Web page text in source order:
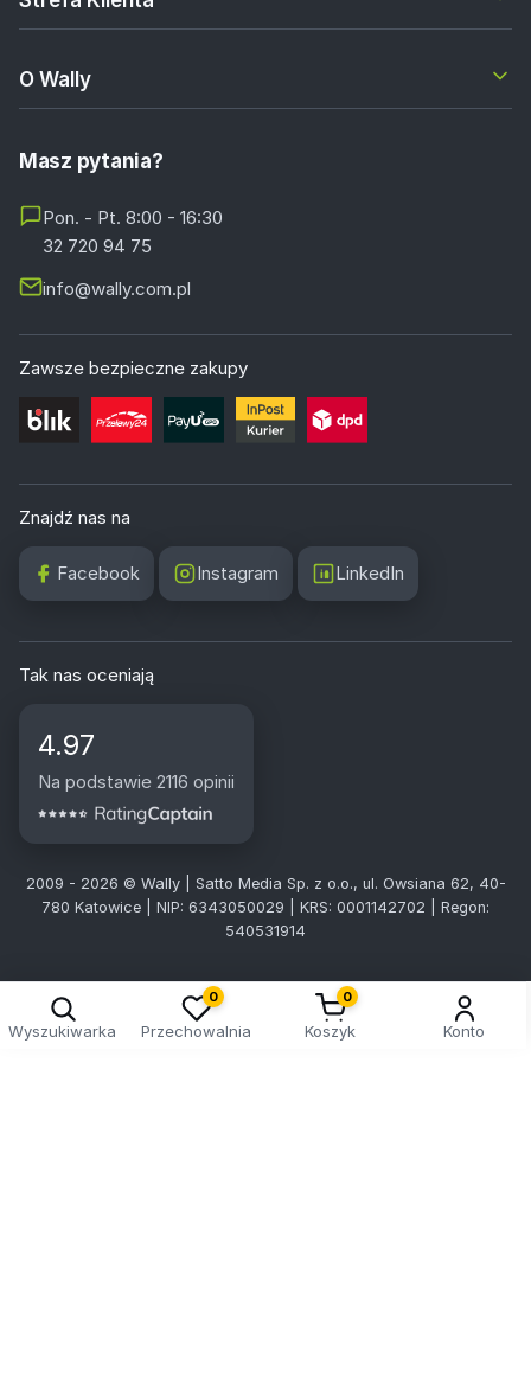
O Wally
Masz pytania?
Pon. - Pt. 8:00 - 16:30
32 720 94 75
info@wally.com.pl
Zawsze bezpieczne zakupy
Znajdź nas na
Facebook Instagram LinkedIn
Tak nas oceniają
4.97
Na podstawie 2116 opinii
2009 - 2026 © Wally | Satto Media Sp. z o.o., ul. Owsiana 62, 40-
780 Katowice | NIP: 6343050029 | KRS: 0001142702 | Regon:
540531914
Wyszukiwarka
0
Przechowalnia
0
Koszyk Konto